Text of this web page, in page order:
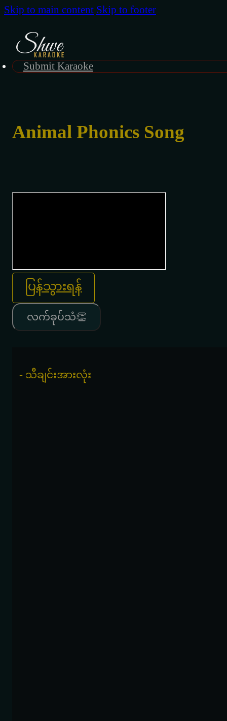
Skip to main content Skip to footer
Submit Karaoke
Animal Phonics Song
ပြန်သွားရန်
လက်ခုပ်သံ👏
- သီချင်းအားလုံး